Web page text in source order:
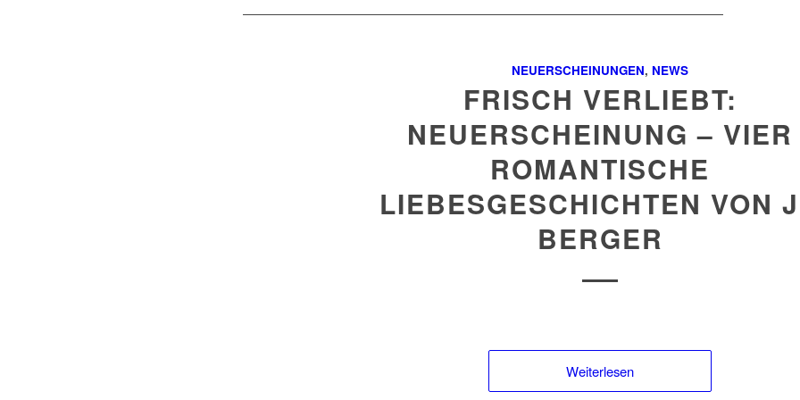
NEUERSCHEINUNGEN, NEWS
FRISCH VERLIEBT:
NEUERSCHEINUNG – VIER
ROMANTISCHE
LIEBESGESCHICHTEN VON
BERGER
Weiterlesen